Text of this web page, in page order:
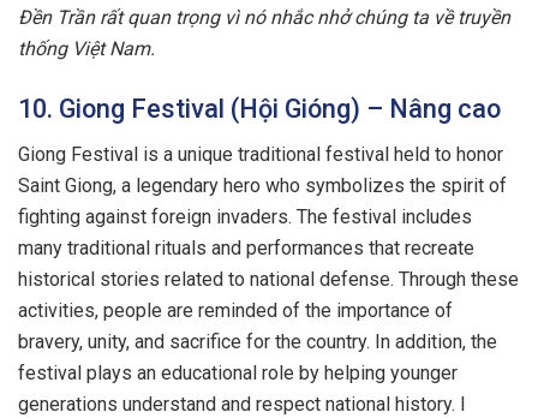
Đền Trần rất quan trọng vì nó nhắc nhở chúng ta về truyền
thống Việt Nam.
10. Giong Festival (Hội Gióng) – Nâng cao
Giong Festival is a unique traditional festival held to honor
Saint Giong, a legendary hero who symbolizes the spirit of
fighting against foreign invaders. The festival includes
many traditional rituals and performances that recreate
historical stories related to national defense. Through these
activities, people are reminded of the importance of
bravery, unity, and sacrifice for the country. In addition, the
festival plays an educational role by helping younger
generations understand and respect national history. I